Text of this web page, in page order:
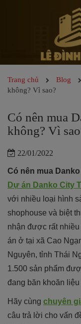
Trang chủ Blog
không? Vì sao?
Có nên mua
không? Vì
22/01/2022
Có nên mua
Dự án Danko City
với nhiều loại hình
shophouse và biệt
nhận được rất
án ở tại xã Cao
Nguyên, tỉnh Thái
1.500 sản phẩm
đang băn khoăn
Hãy cùng chuyên
câu trả lời cho vấn